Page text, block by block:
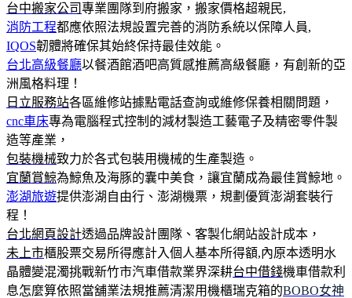
台中搬家公司專業團隊到府搬家，搬家價格超親民,
消防工程都應依照法規設置完善的消防系統以保障人員,
IQOS韌體將確保其始終保持最佳效能。
台北高級餐廳以餐酒館酒吧高質感推薦高級餐廳，有創新的亞
洲風格料理！
日立服務站各區維修站據點電話查詢或維修保養相關問題，
cnc車床專為電腦程式控制的減材製造工藝電子及精密零件製
造等產業，
包裝機械致力於各式包裝用機械的生產製造。
宜蘭賞鯨為鯨魚及海豚的囊中美食，讓宜蘭成為最佳賞鯨地。
澎湖旅遊提供澎湖自由行、澎湖機票，規劃優質澎湖套裝行
程！
台北網頁設計透過品牌設計團隊、客製化網站設計成本，
未上市櫃股票交易所得應計入個人基本所得額,內原本透明水
晶體變混濁挑戰新竹市汽車借款業界深耕台中借錢機車借款利
息怎麼算依照當舖業法規推薦清潔用機櫃瑞克箱的BOBO女神